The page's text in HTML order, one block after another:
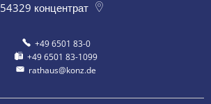
54329 концентрат
+49 6501 83-0
+49 6501 83-1099
rathaus@konz.de